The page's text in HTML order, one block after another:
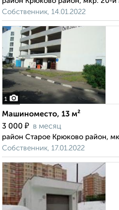
Собственник, 14.01.2022
1
Машиноместо, 13 м²
3 000 ₽ в месяц
район Старое Крюково район,
Собственник, 17.01.2022